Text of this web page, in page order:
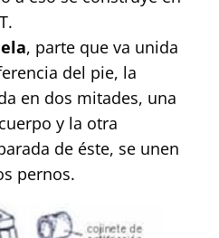
, parte que va unida
del pie, la
en dos mitades, una
y la otra
de éste, se unen
pernos.